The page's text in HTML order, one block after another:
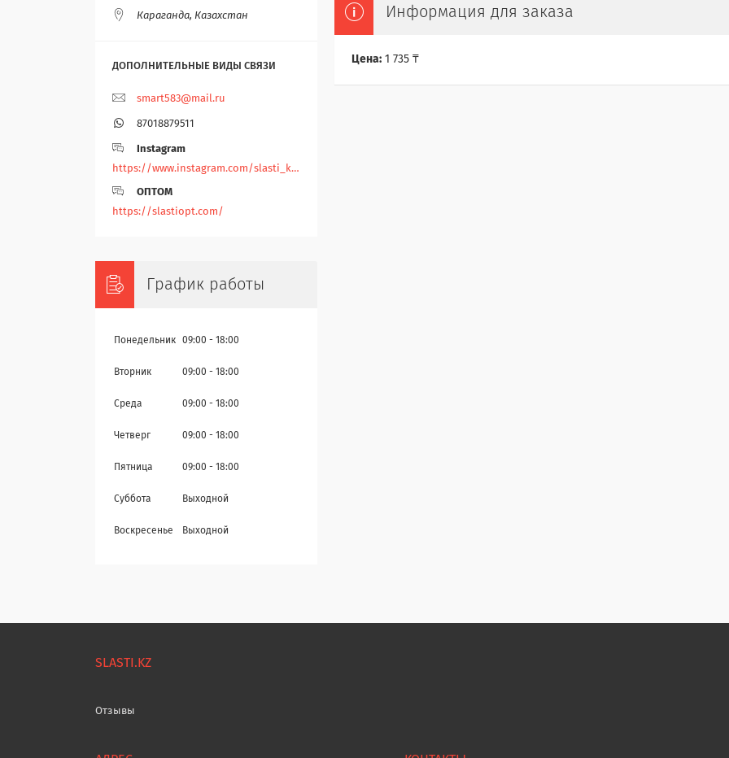
Информация для заказа
Цена: 1 735 ₸
Караганда, Казахстан
smart583@mail.ru
87018879511
Instagram
https://www.instagram.com/slasti_kz/
ОПТОМ
https://slastiopt.com/
График работы
Понедельник 09:00 18:00
Вторник 09:00 18:00
Среда 09:00 18:00
Четверг 09:00 18:00
Пятница 09:00 18:00
Суббота Выходной
Воскресенье Выходной
SLASTI.KZ
Отзывы